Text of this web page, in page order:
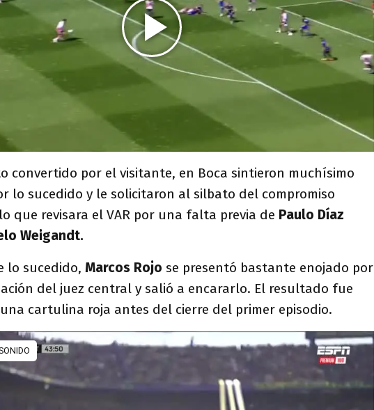
convertido por el visitante, en Boca sintieron muchísimo
lo sucedido y le solicitaron al silbato del compromiso
que revisara el VAR por una falta previa de Paulo Díaz
Weigandt.
lo sucedido, Marcos Rojo se presentó bastante enojado por
del juez central y salió a encararlo. El resultado fue
cartulina roja antes del cierre del primer episodio.